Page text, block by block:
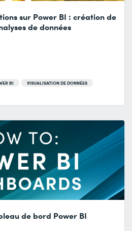
sur Power BI : création de
de données
BI VISUALISATION DE DONNÉES
de bord Power BI